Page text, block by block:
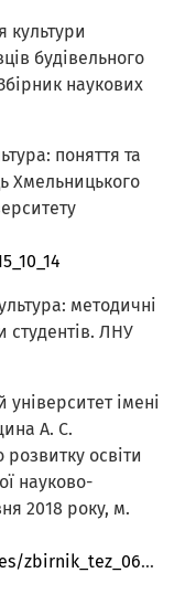
культури
будівельного
наукових
поняття та
Хмельницького
методичні
студентів. ЛНУ
імені
А. С.
розвитку освіти
науково-
2018 року, м.